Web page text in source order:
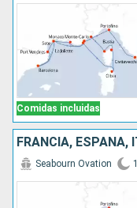
Comidas incluidas
FRANCIA, ESPAÑA,
Seabourn Ovation